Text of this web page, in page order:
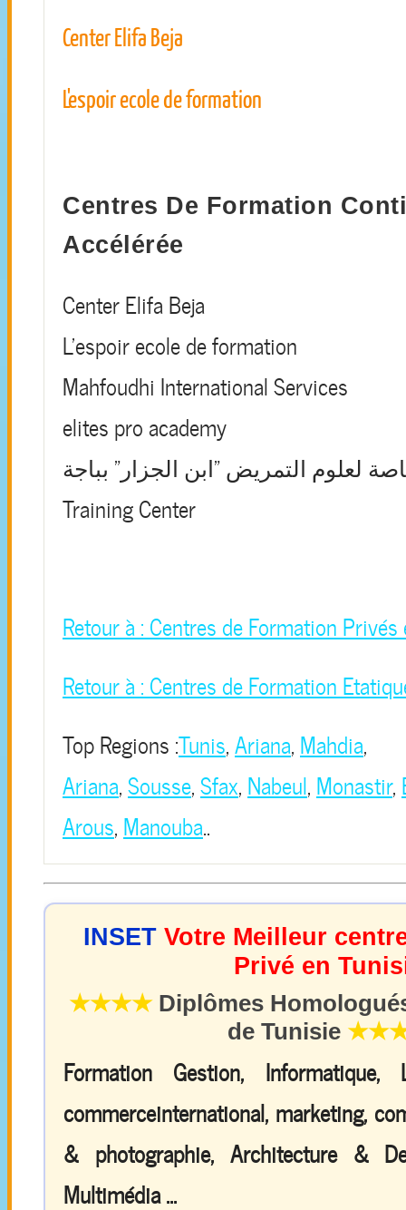
Center Elifa Beja
L'espoir ecole de formation
Centres De Formation
Accélérée
Center Elifa Beja
L'espoir ecole de formation
Mahfoudhi International Services
elites pro academy
لعلوم التمريض "ابن الجزار" بباجة
Training Center
Retour à : Centres de Formation Privés
Retour à : Centres de Formation
Top Regions :Tunis,Ariana, Mahdia,
Ariana,Sousse,Sfax, Nabeul, Monastir,
Arous, Manouba..
INSET Votre Meilleur
Privé en
★★★★Diplômes
de Tunisie
Formation Gestion, Informatique,
commerceinternational, marketing,
& photographie, Architecture &
Multimédia ...